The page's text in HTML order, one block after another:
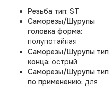
Резьба тип: ST
Саморезы/Шурупы
головка форма:
полупотайная
Саморезы/Шурупы тип
конца: острый
Саморезы/Шурупы тип
по применению: для